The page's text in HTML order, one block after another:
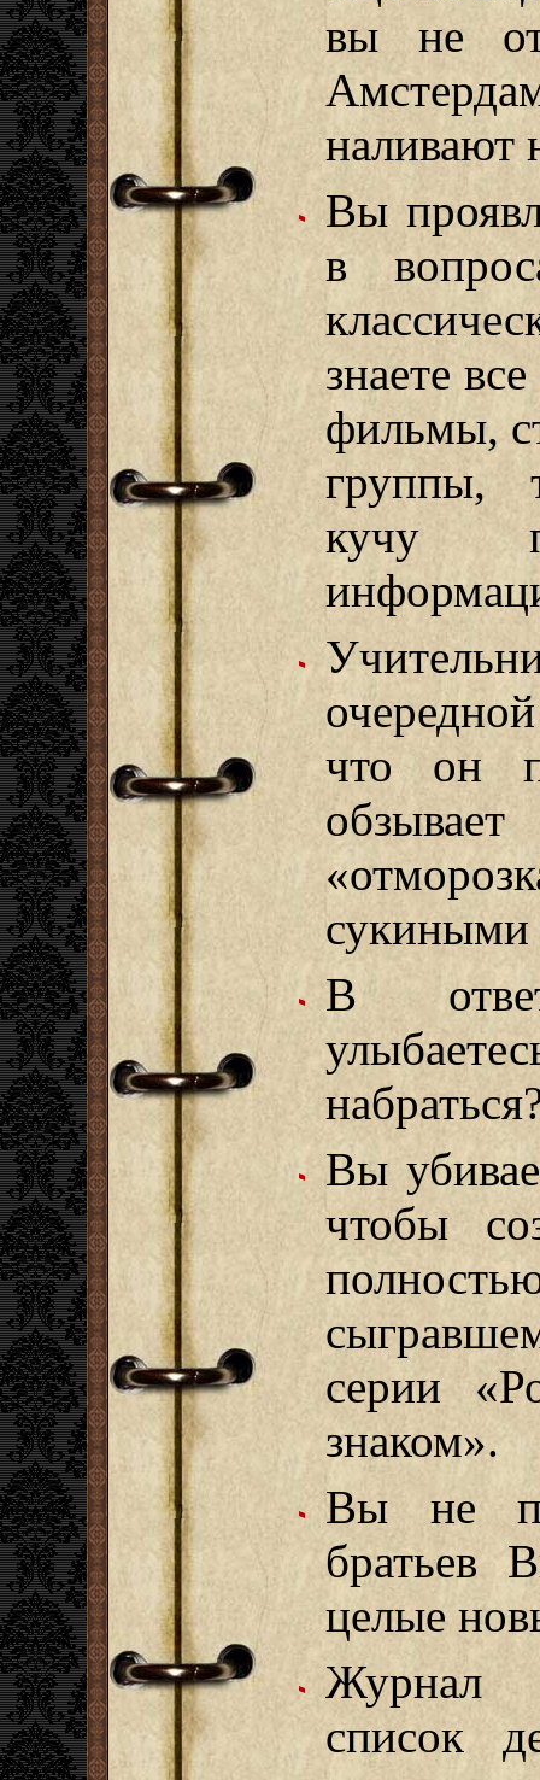
вы не
наливают
Вы
в
знаете
фильмы,
группы,
кучу
что он
сукиными
В
Вы
чтобы
серии
знаком».
Вы не
братьев
целые
Журнал
список